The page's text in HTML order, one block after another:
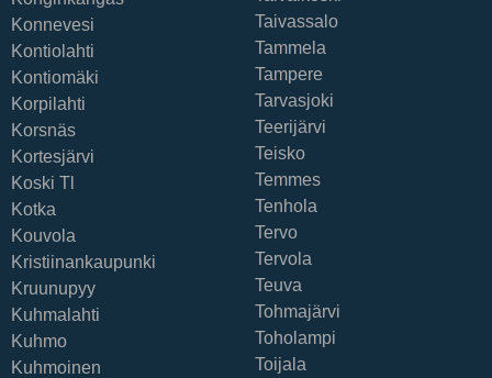
Konnevesi
Kontiolahti
Kontiomäki
Korpilahti
Korsnäs
Kortesjärvi
Koski Tl
Kotka
Kouvola
Kristiinankaupunki
Kruunupyy
Kuhmalahti
Kuhmo
Kuhmoinen
Taivassalo
Tammela
Tampere
Tarvasjoki
Teerijärvi
Teisko
Temmes
Tenhola
Tervo
Tervola
Teuva
Tohmajärvi
Toholampi
Toijala